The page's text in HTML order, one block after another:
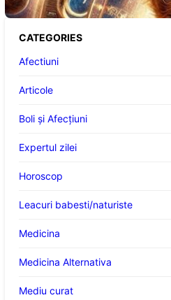
CATEGORIES
Afectiuni
Articole
Boli și Afecțiuni
Expertul zilei
Horoscop
Leacuri babesti/naturiste
Medicina
Medicina Alternativa
Mediu curat